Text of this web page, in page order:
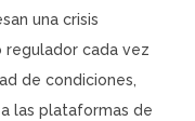
una crisis
regulador cada vez
de condiciones,
las plataformas de